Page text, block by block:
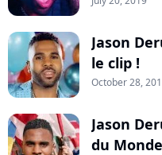
Jason
le clip !
October 28,
Jason
du Monde